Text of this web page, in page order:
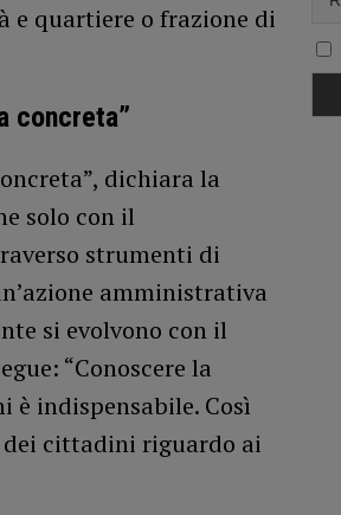
e quartiere o frazione di
concreta”
dichiara la
solo con il
strumenti di
amministrativa
si evolvono con il
“Conoscere la
è indispensabile. Così
dei cittadini riguardo ai